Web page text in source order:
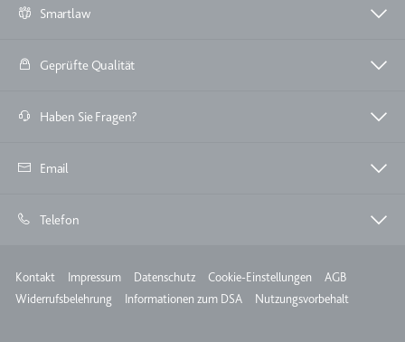
Smartlaw
Geprüfte Qualität
Haben Sie Fragen?
Email
Telefon
Meta
Kontakt Impressum Datenschutz Cookie-Einstellungen
AGB
Widerrufsbelehrung
Informationen zum DSA Nutzungsvorbehalt